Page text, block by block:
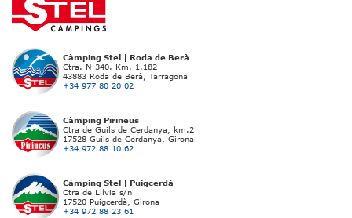
Càmping Stel | Roda de Berà
Ctra. N-340. Km. 1.182
43883 Roda de Berà, Tarragona
+34 977 80 20 02
Càmping Pirineus
Ctra de Guils de Cerdanya, km.2
17528 Guils de Cerdanya, Girona
+34 972 88 10 62
Càmping Stel | Puigcerdà
Ctra de Llívia s/n
17520 Puigcerdà, Girona
+34 972 88 23 61